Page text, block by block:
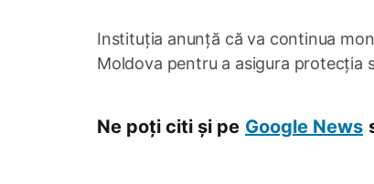
Instituția anunță că va continua
Moldova pentru a asigura protecția
Ne poți citi și pe Google News